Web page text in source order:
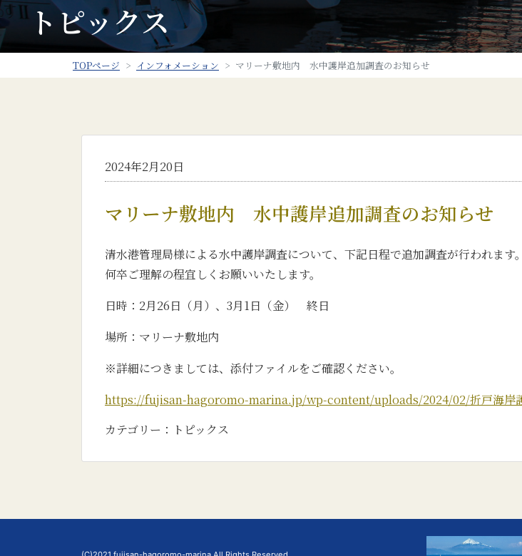
トピックス
TOPページ インフォメーション マリーナ敷地内 水中護岸追加調査のお知らせ
2024年2月20日
マリーナ敷地内 水中護岸追加調査のお知らせ
清水港管理局様による水中護岸調査について、下記日程で追加調査が行われます。
何卒ご理解の程宜しくお願いいたします。
日時：2月26日（月）、3月1日（金） 終日
場所：マリーナ敷地内
※詳細につきましては、添付ファイルをご確認ください。
https://fujisan-hagoromo-marina.jp/wp-content/uploads/2024/02/折戸海岸
カテゴリー： トピックス